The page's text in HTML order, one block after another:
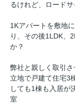
るけれど、ロード
1Kアパートを敷地
り、その後1LDK、
か？
弊社と親しく取引
立地で戸建て住宅3
しても1棟も入居
室